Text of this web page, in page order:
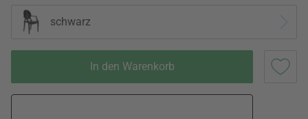
schwarz
In den Warenkorb